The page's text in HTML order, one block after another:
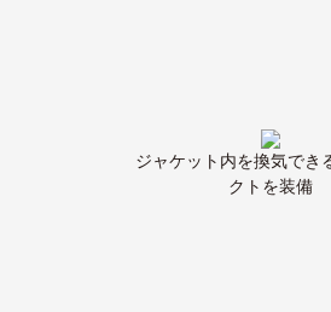
ジャケット内を換気でき
クトを装備